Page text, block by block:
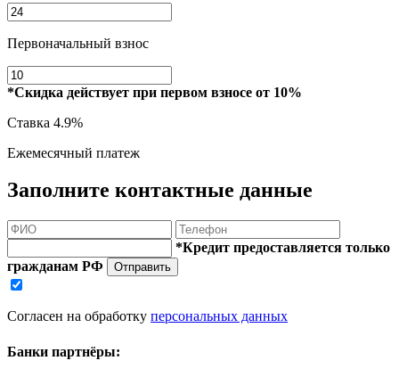
Первоначальный взнос
*Скидка действует при первом взносе от 10%
Ставка 4.9%
Ежемесячный платеж
Заполните контактные данные
*Кредит предоставляется только
гражданам РФ
Отправить
Согласен на обработку персональных данных
Банки партнёры: